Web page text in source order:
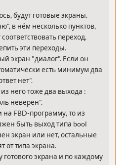
будут готовые экраны.
в нём несколько пунктов,
переход,
эти переходы.
экран "диалог". Если он
есть минимум два
нет".
него тоже два выхода :
неверен".
на FBD-программу, то из
быть выход типа bool
экран или нет, остальные
от типа экрана.
готового экрана и по каждому